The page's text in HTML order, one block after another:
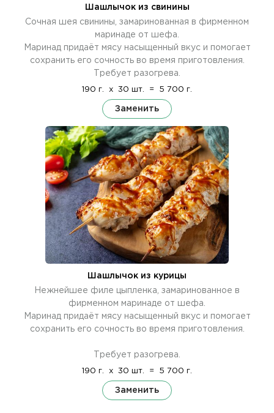
Шашлычок из свинины
Сочная шея свинины, замаринованная в фирменном
маринаде от шефа.
Маринад придаёт мясу насыщенный вкус и помогает
сохранить его сочность во время приготовления.
Требует разогрева.
190 г. x 30 шт. = 5 700 г.
Заменить
Шашлычок из курицы
Нежнейшее филе цыпленка, замаринованное в
фирменном маринаде от шефа.
Маринад придаёт мясу насыщенный вкус и помогает
сохранить его сочность во время приготовления.
Требует разогрева.
190 г. x 30 шт. = 5 700 г.
Заменить